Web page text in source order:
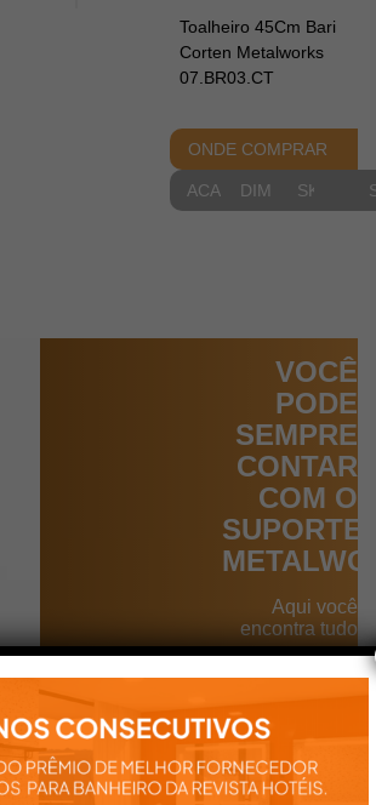
Toalheiro 45Cm Bari
Corten Metalworks
07.BR03.CT
ONDE COMPRAR
ACABAMENTOS
DIMENSIONAIS
VOCÊ
PODE
SEMPRE
CONTAR
COM O
SUPORTE
Aqui você
encontra tudo
para a
produtos:
manuais,
vídeos,